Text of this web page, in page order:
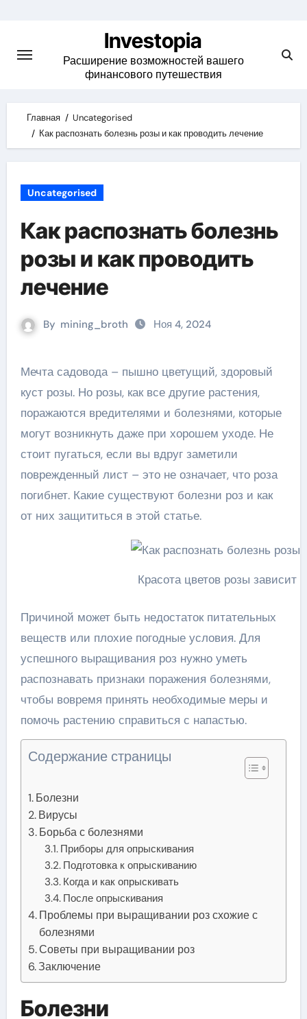
content
Investopia
Расширение возможностей вашего
финансового путешествия
Главная
Uncategorised
Как распознать болезнь розы и как проводить лечение
Uncategorised
Как распознать болезнь
розы и как проводить
лечение
By mining_broth Ноя 4, 2024
Мечта садовода – пышно цветущий, здоровый
куст розы. Но розы, как все другие растения,
поражаются вредителями и болезнями, которые
могут возникнуть даже при хорошем уходе. Не
стоит пугаться, если вы вдруг заметили
поврежденный лист – это не означает, что роза
погибнет. Какие существуют болезни роз и как
от них защититься в этой статье.
Красота цветов розы зависит
Причиной может быть недостаток питательных
веществ или плохие погодные условия. Для
успешного выращивания роз нужно уметь
распознавать признаки поражения болезнями,
чтобы вовремя принять необходимые меры и
помочь растению справиться с напастью.
Содержание страницы
Болезни
Вирусы
Борьба с болезнями
Приборы для опрыскивания
Подготовка к опрыскиванию
Когда и как опрыскивать
После опрыскивания
Проблемы при выращивании роз схожие с
болезнями
Советы при выращивании роз
Заключение
Болезни